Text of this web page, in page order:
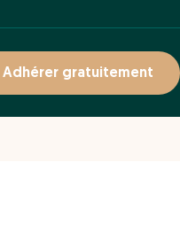
Adhérer gratuitement